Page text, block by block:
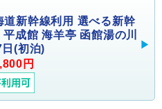
道新幹線利用 選べる新幹
成館 海羊亭 函館湯の川
(初泊)
円